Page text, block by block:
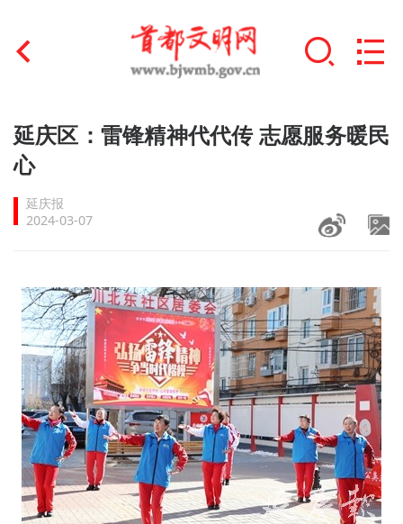
首页
文明创建
文明实践
未成年人思想道德建设
榜样人物
+
身边好人
文明评论
北京宣传文化引导基金
宣传思想文化人才
延庆区：雷锋精神代代传 志愿服务暖民
心
延庆报
2024-03-07